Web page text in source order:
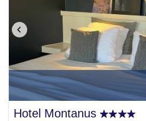
Hotel Montanus